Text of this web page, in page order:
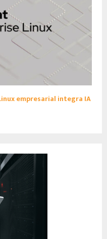
empresarial integra IA